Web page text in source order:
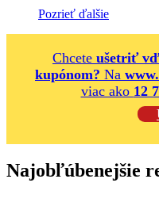
Pozrieť ďalšie
Chcete ušetriť
kupónom? Na
viac ako 12
Najobľúbenejšie